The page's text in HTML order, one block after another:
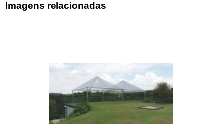
Imagens relacionadas